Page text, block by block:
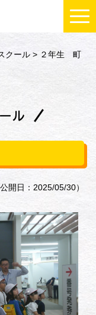
クール > ２年生 町
ル
公開日：2025/05/30）